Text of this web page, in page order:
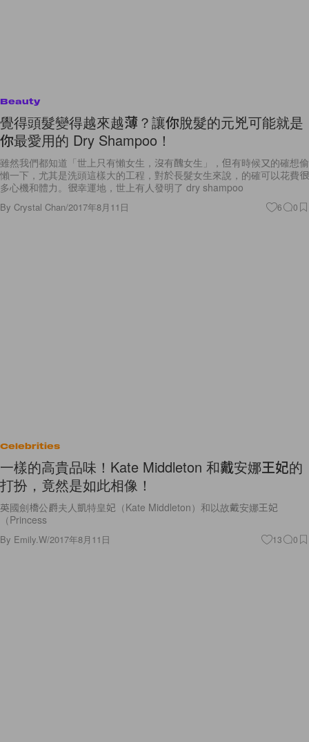
Beauty
覺得頭髮變得越來越薄？讓你脫髮的元兇可能就是
你最愛用的 Dry Shampoo！
雖然我們都知道「世上只有懶女生，沒有醜女生」，但有時候又的確想偷
懶一下，尤其是洗頭這樣大的工程，對於長髮女生來說，的確可以花費很
多心機和體力。很幸運地，世上有人發明了 dry shampoo
By Crystal Chan/2017年8月11日 6 0
Celebrities
一樣的高貴品味！Kate Middleton 和戴安娜王妃的
打扮，竟然是如此相像！
英國劍橋公爵夫人凱特皇妃（Kate Middleton）和以故戴安娜王妃
（Princess
By Emily.W/2017年8月11日 13 0